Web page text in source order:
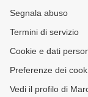
Segnala abuso
Termini di servizio
Cookie e dati
Preferenze dei
Vedi il profilo di